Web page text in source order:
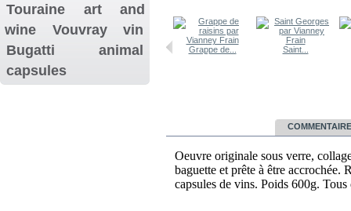
Touraine
art and
wine
Vouvray
vin
Bugatti
animal
capsules
Le Mont...
Grappe de...
Saint...
Oeuvre originale sous verre,
baguette et prête à être accrochée.
capsules de vins. Poids 600g. Tous